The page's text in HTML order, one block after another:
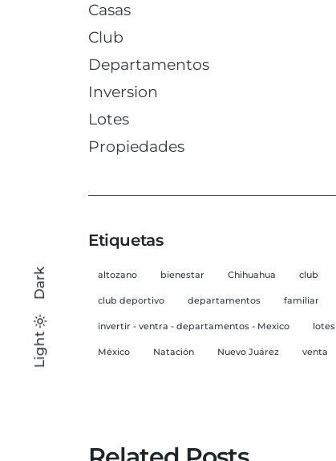
Light
Dark
Light
Dark
Casas
Club
Departamentos
Inversion
Lotes
Propiedades
Etiquetas
altozano bienestar Chihuahua club
club deportivo departamentos familiar
invertir - ventra - departamentos - Mexico lotes
México Natación Nuevo Juárez venta